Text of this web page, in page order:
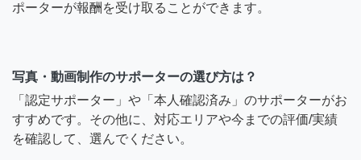
ポーターが報酬を受け取ることができます。
写真・動画制作のサポーターの選び方は？
「認定サポーター」や「本人確認済み」のサポーターがお
すすめです。その他に、対応エリアや今までの評価/実績
を確認して、選んでください。